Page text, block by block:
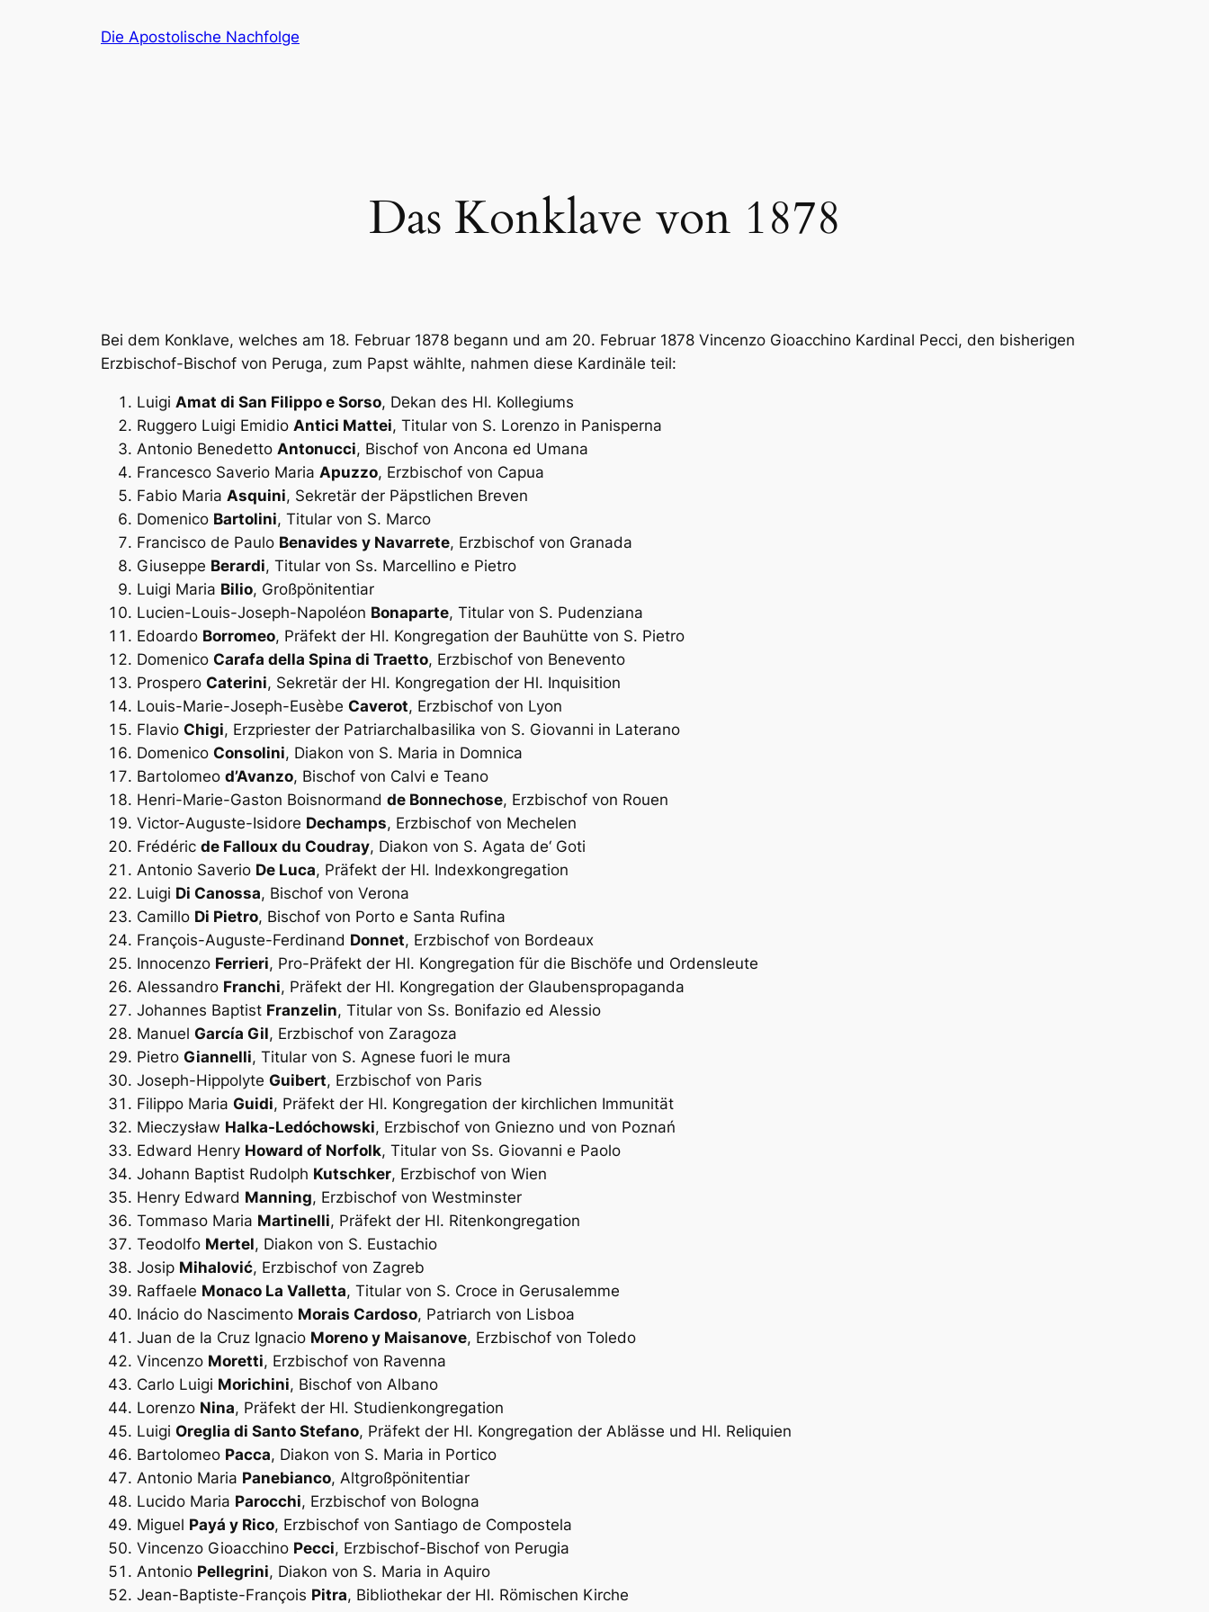
Die Apostolische Nachfolge
Das Konklave von 1878
Bei dem Konklave, welches am 18. Februar 1878 begann und am 20. Februar 1878 Vincenzo Gioacchino Kardinal Pecci, den bisherigen
Erzbischof-Bischof von Peruga, zum Papst wählte, nahmen diese Kardinäle teil:
Luigi Amat di San Filippo e Sorso, Dekan des Hl. Kollegiums
Ruggero Luigi Emidio Antici Mattei, Titular von S. Lorenzo in Panisperna
Antonio Benedetto Antonucci, Bischof von Ancona ed Umana
Francesco Saverio Maria Apuzzo, Erzbischof von Capua
Fabio Maria Asquini, Sekretär der Päpstlichen Breven
Domenico Bartolini, Titular von S. Marco
Francisco de Paulo Benavides y Navarrete, Erzbischof von Granada
Giuseppe Berardi, Titular von Ss. Marcellino e Pietro
Luigi Maria Bilio, Großpönitentiar
Lucien-Louis-Joseph-Napoléon Bonaparte, Titular von S. Pudenziana
Edoardo Borromeo, Präfekt der Hl. Kongregation der Bauhütte von S. Pietro
Domenico Carafa della Spina di Traetto, Erzbischof von Benevento
Prospero Caterini, Sekretär der Hl. Kongregation der Hl. Inquisition
Louis-Marie-Joseph-Eusèbe Caverot, Erzbischof von Lyon
Flavio Chigi, Erzpriester der Patriarchalbasilika von S. Giovanni in Laterano
Domenico Consolini, Diakon von S. Maria in Domnica
Bartolomeo d’Avanzo, Bischof von Calvi e Teano
Henri-Marie-Gaston Boisnormand de Bonnechose, Erzbischof von Rouen
Victor-Auguste-Isidore Dechamps, Erzbischof von Mechelen
Frédéric de Falloux du Coudray, Diakon von S. Agata de‘ Goti
Antonio Saverio De Luca, Präfekt der Hl. Indexkongregation
Luigi Di Canossa, Bischof von Verona
Camillo Di Pietro, Bischof von Porto e Santa Rufina
François-Auguste-Ferdinand Donnet, Erzbischof von Bordeaux
Innocenzo Ferrieri, Pro-Präfekt der Hl. Kongregation für die Bischöfe und Ordensleute
Alessandro Franchi, Präfekt der Hl. Kongregation der Glaubenspropaganda
Johannes Baptist Franzelin, Titular von Ss. Bonifazio ed Alessio
Manuel García Gil, Erzbischof von Zaragoza
Pietro Giannelli, Titular von S. Agnese fuori le mura
Joseph-Hippolyte Guibert, Erzbischof von Paris
Filippo Maria Guidi, Präfekt der Hl. Kongregation der kirchlichen Immunität
Mieczysław Halka-Ledóchowski, Erzbischof von Gniezno und von Poznań
Edward Henry Howard of Norfolk, Titular von Ss. Giovanni e Paolo
Johann Baptist Rudolph Kutschker, Erzbischof von Wien
Henry Edward Manning, Erzbischof von Westminster
Tommaso Maria Martinelli, Präfekt der Hl. Ritenkongregation
Teodolfo Mertel, Diakon von S. Eustachio
Josip Mihalović, Erzbischof von Zagreb
Raffaele Monaco La Valletta, Titular von S. Croce in Gerusalemme
Inácio do Nascimento Morais Cardoso, Patriarch von Lisboa
Juan de la Cruz Ignacio Moreno y Maisanove, Erzbischof von Toledo
Vincenzo Moretti, Erzbischof von Ravenna
Carlo Luigi Morichini, Bischof von Albano
Lorenzo Nina, Präfekt der Hl. Studienkongregation
Luigi Oreglia di Santo Stefano, Präfekt der Hl. Kongregation der Ablässe und Hl. Reliquien
Bartolomeo Pacca, Diakon von S. Maria in Portico
Antonio Maria Panebianco, Altgroßpönitentiar
Lucido Maria Parocchi, Erzbischof von Bologna
Miguel Payá y Rico, Erzbischof von Santiago de Compostela
Vincenzo Gioacchino Pecci, Erzbischof-Bischof von Perugia
Antonio Pellegrini, Diakon von S. Maria in Aquiro
Jean-Baptiste-François Pitra, Bibliothekar der Hl. Römischen Kirche